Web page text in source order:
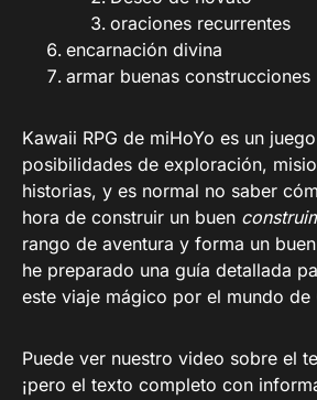
oraciones recurrentes
encarnación divina
armar buenas construcciones
Kawaii RPG de miHoYo es un
posibilidades de exploración,
historias, y es normal no saber
hora de construir un buen
rango de aventura y forma un
he preparado una guía detallada
este viaje mágico por el mundo de
Puede ver nuestro video sobre el
¡pero el texto completo con